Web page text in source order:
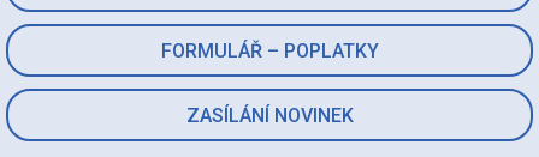
FORMULÁŘ – POPLATKY
ZASÍLÁNÍ NOVINEK